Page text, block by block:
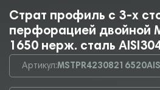
Страт профиль с 3-х
перфорацией двойной
1650 нерж. сталь
Артикул: